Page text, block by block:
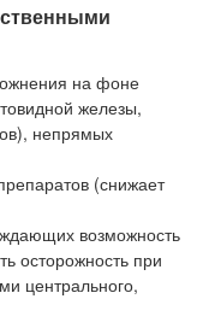
на фоне
железы,
непрямых
(снижает
возможность
осторожность при
центрального,